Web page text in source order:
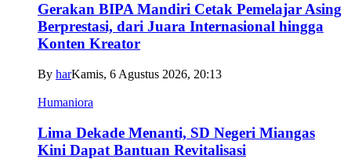
Gerakan BIPA Mandiri Cetak Pemelajar Asing
Berprestasi, dari Juara Internasional hingga
Konten Kreator
By harKamis, 6 Agustus 2026, 20:13
Humaniora
Lima Dekade Menanti, SD Negeri Miangas
Kini Dapat Bantuan Revitalisasi